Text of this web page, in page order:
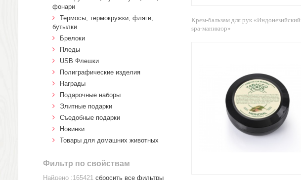
Крем-бальзам для рук «Индонезийский
spa-маникюр»
фонари
Термосы, термокружки, фляги,
бутылки
Брелоки
Пледы
USB Флешки
Полиграфические изделия
Награды
Подарочные наборы
Элитные подарки
Cъедобные подарки
Новинки
Товары для домашних животных
Фильтр по свойствам
Найдено :165421 сбросить все фильтры